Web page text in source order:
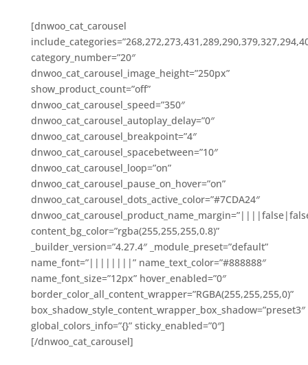
[dnwoo_cat_carousel
category_number=”20″
dnwoo_cat_carousel_image_height=”250px”
show_product_count=”off”
dnwoo_cat_carousel_speed=”350″
dnwoo_cat_carousel_autoplay_delay=”0″
dnwoo_cat_carousel_breakpoint=”4″
dnwoo_cat_carousel_spacebetween=”10″
dnwoo_cat_carousel_loop=”on”
dnwoo_cat_carousel_pause_on_hover=”on”
dnwoo_cat_carousel_dots_active_color=”#7CDA24″
content_bg_color=”rgba(255,255,255,0.8)”
_builder_version=”4.27.4″ _module_preset=”default”
name_font=”||||||||” name_text_color=”#888888″
name_font_size=”12px” hover_enabled=”0″
border_color_all_content_wrapper=”RGBA(255,255,255,0)”
box_shadow_style_content_wrapper_box_shadow=”preset3″
global_colors_info=”{}” sticky_enabled=”0″]
[/dnwoo_cat_carousel]